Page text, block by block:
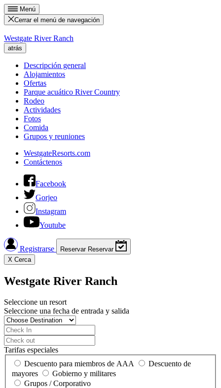
Menú
Cerrar el menú de navegación
Westgate River Ranch
atrás
Descripción general
Alojamientos
Ofertas
Parque acuático River Country
Rodeo
Actividades
Fotos
Comida
Grupos y reuniones
WestgateResorts.com
Contáctenos
Facebook
Gorjeo
Instagram
Youtube
Registrarse Reservar Reservar
X Cerca
Westgate River Ranch
Seleccione un resort
Seleccione una fecha de entrada y salida
Tarifas especiales
Descuento para miembros de AAA
Descuento de
mayores
Gobierno y militares
Grupos / Corporativo